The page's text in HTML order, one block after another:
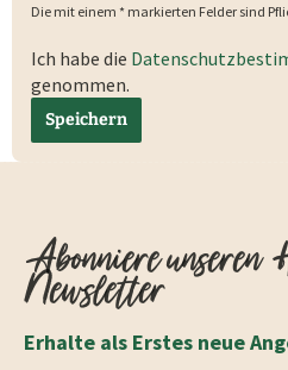
Die mit einem * markierten Felder sind
Ich habe die
genommen.
Speichern
Abonniere unseren
Newsletter
Erhalte als Erstes neue